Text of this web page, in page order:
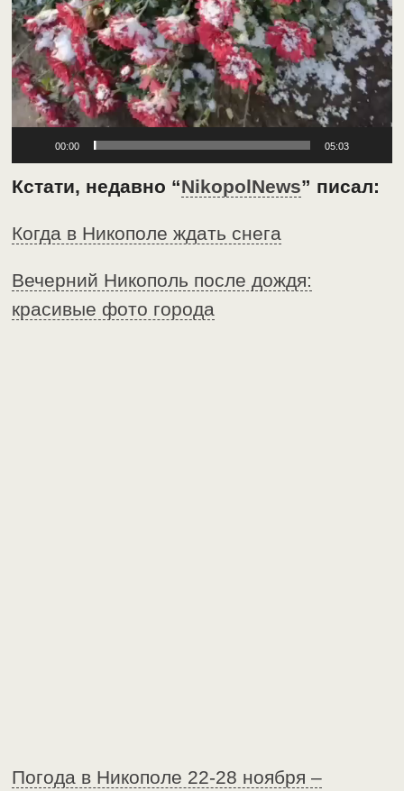
00:00 05:03
Кстати, недавно “NikopolNews” писал:
Когда в Никополе ждать снега
Вечерний Никополь после дождя:
красивые фото города
Погода в Никополе 22-28 ноября –